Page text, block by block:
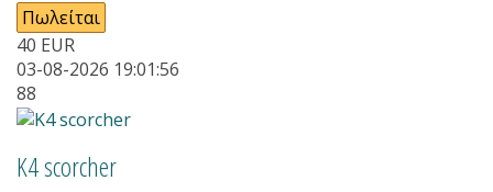
Πωλείται
40 EUR
03-08-2026 19:01:56
88
Κ4 scorcher